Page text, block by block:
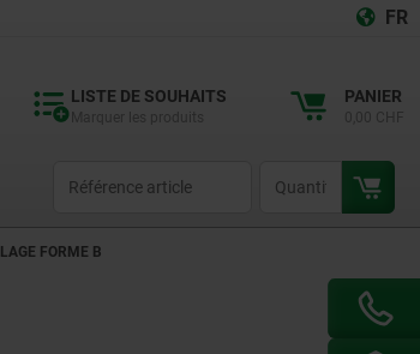
FR
LISTE DE SOUHAITS PANIER
FORME B